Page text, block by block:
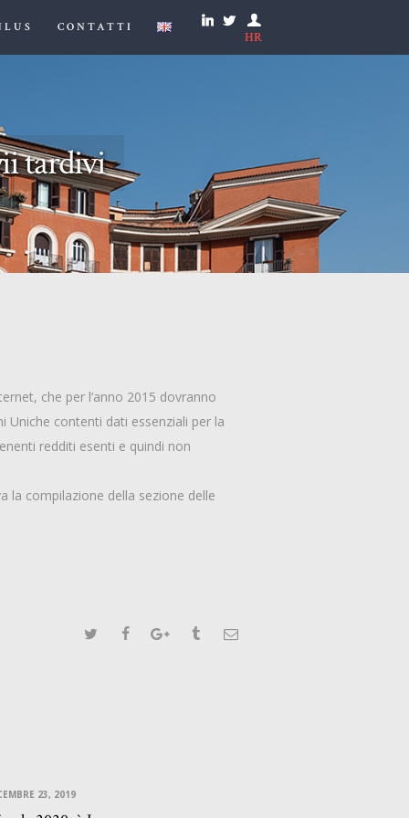
CONTATTI
HR
tardivi
che per l’anno 2015 dovranno
contenti dati essenziali per la
redditi esenti e quindi non
la compilazione della sezione delle
23, 2019